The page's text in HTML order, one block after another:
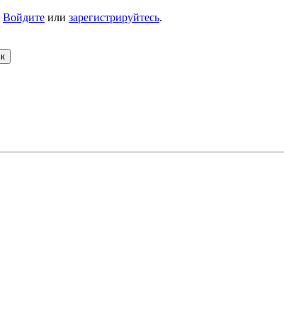
Войдите или зарегистрируйтесь.